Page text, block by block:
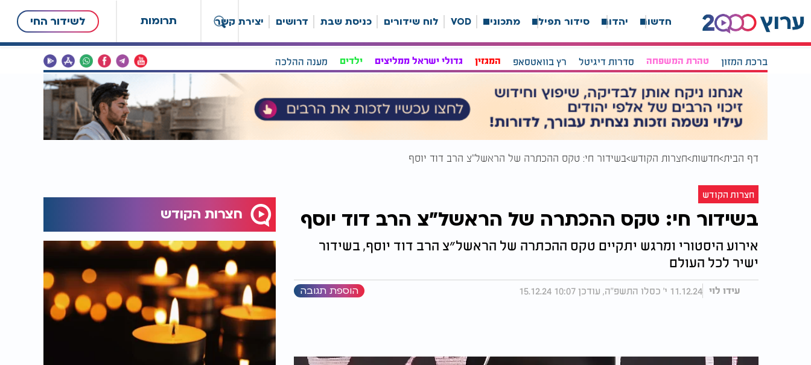
תרומות לשידור החי חדשות יהדות סידור תפילה מתכונים VOD לוח שידורים כניסת שבת דרושים יצירת קשר
ברכת המזון טהרת המשפחה סדרות דיגיטל רץ בוואטסאפ המגזין גדולי ישראל ממליצים ילדים מענה ההלכה
דף הבית חדשות חצרות הקודש בשידור חי: טקס ההכתרה של הראשל״צ הרב דוד יוסף
חצרות הקודש
בשידור חי: טקס ההכתרה של הראשל״צ הרב דוד יוסף
אירוע היסטורי ומרגש יתקיים טקס ההכתרה של הראשל״צ הרב דוד יוסף, בשידור
ישיר לכל העולם
עידו לוי 11.12.24 י' כסלו התשפ"ה, עודכן 10:07 15.12.24 הוספת תגובה
חצרות הקודש